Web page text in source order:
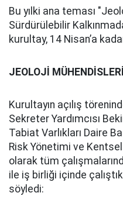
Bu yılki ana teması "
Sürdürülebilir
kurultay, 14 Nisan’a
JEOLOJİ
Kurultayın açılış
Sekreter Yardımcısı
Tabiat Varlıkları Daire
Risk Yönetimi ve
olarak tüm
ile iş birliği içinde
söyledi: